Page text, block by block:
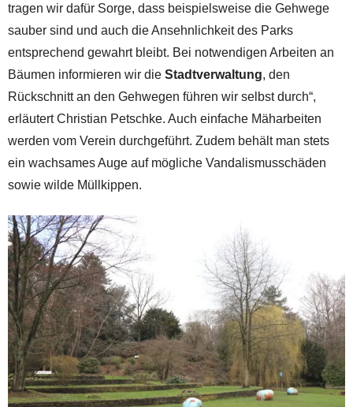
tragen wir dafür Sorge, dass beispielsweise die Gehwege
sauber sind und auch die Ansehnlichkeit des Parks
entsprechend gewahrt bleibt. Bei notwendigen Arbeiten an
Bäumen informieren wir die Stadtverwaltung, den
Rückschnitt an den Gehwegen führen wir selbst durch“,
erläutert Christian Petschke. Auch einfache Mäharbeiten
werden vom Verein durchgeführt. Zudem behält man stets
ein wachsames Auge auf mögliche Vandalismusschäden
sowie wilde Müllkippen.